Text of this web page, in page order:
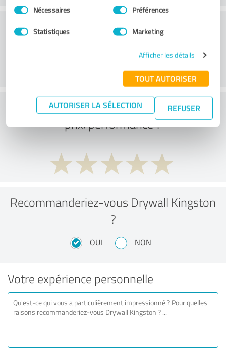
Sélection
du
Nécessaires Préférences
Statistiques Marketing
Afficher les détails
TOUT AUTORISER
AUTORISER LA SÉLECTION REFUSER
Service à la clientèle
Que pensez-vous du rapport
prix/performance ?
Recommanderiez-vous Drywall Kingston
?
OUI NON
Votre expérience personnelle